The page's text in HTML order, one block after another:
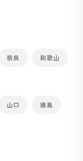
奈良 和歌山
山口 徳島